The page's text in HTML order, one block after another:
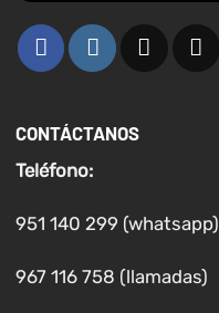
CONTÁCTANOS
Teléfono:
951 140 299 (whatsapp)
967 116 758 (llamadas)